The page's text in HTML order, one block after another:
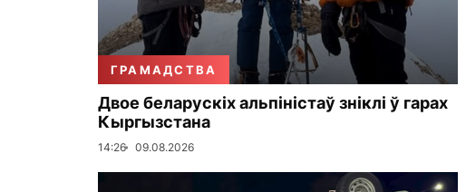
ГРАМАДСТВА
Двое беларускіх альпіністаў зніклі ў гарах
Кыргызстана
14:26 09.08.2026